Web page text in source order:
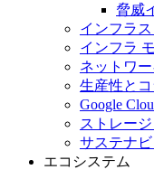
脅威
インフラ
インフラ
ネットワ
生産性と
Google
ストレー
サステナビ
エコシステム